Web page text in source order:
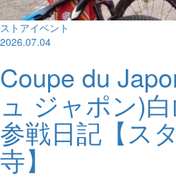
ストアイベント
2026.07.04
Coupe du
ュ ジャポン)
参戦日記【ス
寺】